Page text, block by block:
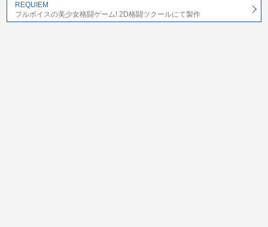
REQUIEM
フルボイスの美少女格闘ゲーム! 2D格闘ツクールにて製作